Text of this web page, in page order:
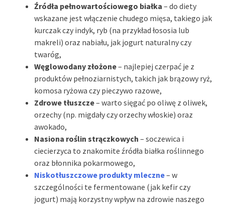
Źródła pełnowartościowego białka – do diety
wskazane jest włączenie chudego mięsa, takiego jak
kurczak czy indyk, ryb (na przykład łososia lub
makreli) oraz nabiału, jak jogurt naturalny czy
twaróg,
Węglowodany złożone– najlepiej czerpać je z
produktów pełnoziarnistych, takich jak brązowy ryż,
komosa ryżowa czy pieczywo razowe,
Zdrowe tłuszcze– warto sięgać po oliwę z oliwek,
orzechy (np. migdały czy orzechy włoskie) oraz
awokado,
Nasiona roślin strączkowych – soczewica i
ciecierzyca to znakomite źródła białka roślinnego
oraz błonnika pokarmowego,
Niskotłuszczowe produkty mleczne– w
szczególności te fermentowane (jak kefir czy
jogurt) mają korzystny wpływ na zdrowie naszego